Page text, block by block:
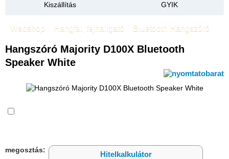
Kiszállítás GYIK
Webshop Hangfal, fejhallgató Bluetooth Hangszóró
Hangszóró Majority D100X Bluetooth
Speaker White
megosztás:
Hitelkalkulátor